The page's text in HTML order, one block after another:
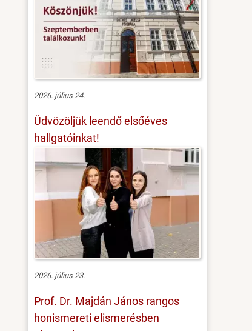
2026. július 24.
Üdvözöljük leendő elsőéves
hallgatóinkat!
2026. július 23.
Prof. Dr. Majdán János rangos
honismereti elismerésben